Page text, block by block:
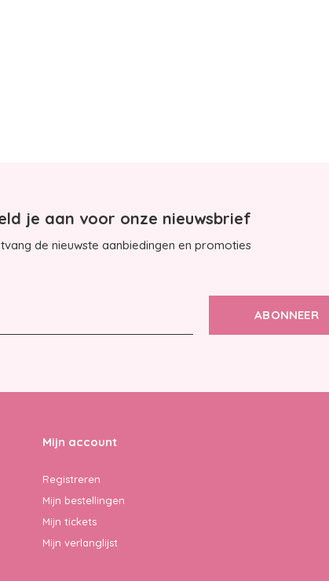
je aan voor onze nieuwsbrief
de nieuwste aanbiedingen en promoties
ABONNEER
Mijn account
Registreren
Mijn bestellingen
Mijn tickets
Mijn verlanglijst